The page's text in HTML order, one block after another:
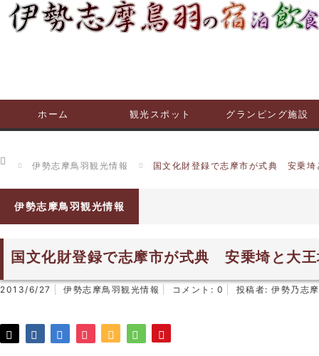
ホーム 観光スポット グランピング施設
ホーム
伊勢志摩鳥羽観光情報 国文化財登録で志摩市が式典 安乗埼
伊勢志摩鳥羽観光情報
国文化財登録で志摩市が式典 安乗埼と大
2013/6/27 伊勢志摩鳥羽観光情報 コメント: 0 投稿者: 伊勢乃志